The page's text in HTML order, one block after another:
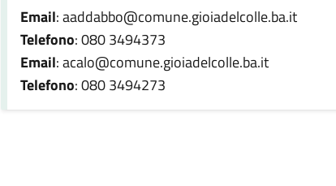
Email: aaddabbo@comune.gioiadelcolle.ba.it
Telefono: 080 3494373
Email: acalo@comune.gioiadelcolle.ba.it
Telefono: 080 3494273